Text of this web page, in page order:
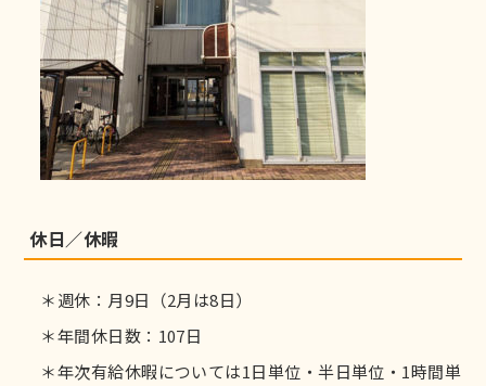
休日／休暇
＊週休：月9日（2月は8日）
＊年間休日数：107日
＊年次有給休暇については1日単位・半日単位・1時間単